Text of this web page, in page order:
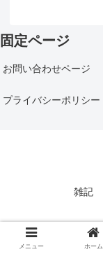
固定ページ
お問い合わせページ
プライバシーポリシー
雑記
メニュー ホーム